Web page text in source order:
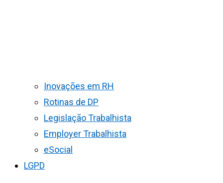
Inovações em RH
Rotinas de DP
Legislação Trabalhista
Employer Trabalhista
eSocial
LGPD